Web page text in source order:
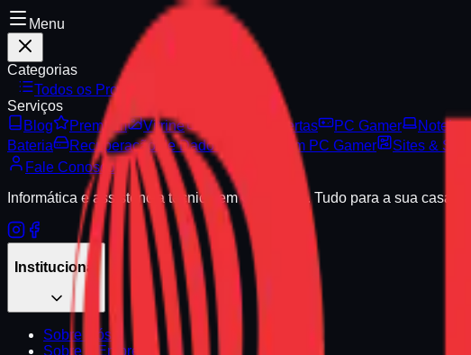
Menu
Categorias
Todos os Produtos
Serviços
Blog
Premium Vitrine Serviços e Ofertas PC Gamer
Bateria
Recuperação de Dados Montagem PC Gamer Sites &
Fale Conosco
Informática e assistência técnica em Campinas. Tudo para a sua casa
Institucional
Sobre Nós
Sobre a Empresa